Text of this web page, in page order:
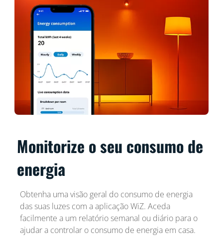
Monitorize o seu consumo de
energia
Obtenha uma visão geral do consumo de energia
das suas luzes com a aplicação WiZ. Aceda
facilmente a um relatório semanal ou diário para o
ajudar a controlar o consumo de energia em casa.